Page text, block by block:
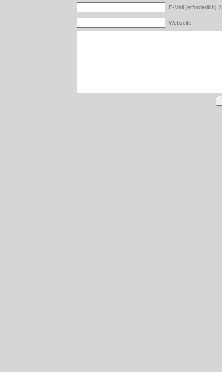
E-Mail (erforderlich)
Webseite